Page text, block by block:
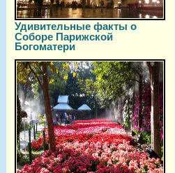
Удивительные факты о
Соборе Парижской
Богоматери